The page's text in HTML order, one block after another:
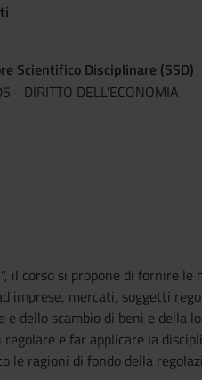
Scientifico Disciplinare (SSD)
- DIRITTO DELL'ECONOMIA
corso si propone di fornire
imprese, mercati, soggetti
dello scambio di beni e della
e far applicare la
le ragioni di fondo della